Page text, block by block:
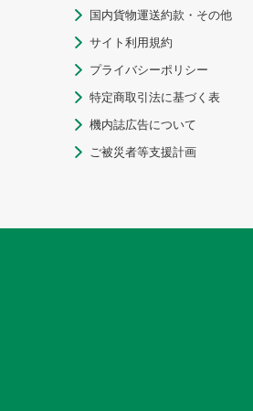
 国内貨物運送約款・その他
 サイト利用規約
 プライバシーポリシー
 特定商取引法に基づく表
 機内誌広告について
 ご被災者等支援計画